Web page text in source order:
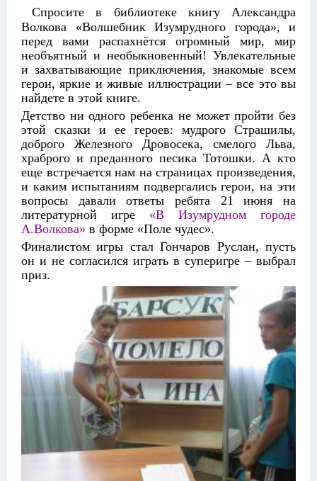
Спросите в библиотеке книгу Александра
Волкова «Волшебник Изумрудного города», и
перед вами распахнётся огромный мир, мир
необъятный и необыкновенный! Увлекательные
и захватывающие приключения, знакомые всем
герои, яркие и живые иллюстрации – все это вы
найдете в этой книге.
Детство ни одного ребенка не может пройти без
этой сказки и ее героев: мудрого Страшилы,
доброго Железного Дровосека, смелого Льва,
храброго и преданного песика Тотошки. А кто
еще встречается нам на страницах произведения,
и каким испытаниям подвергались герои, на эти
вопросы давали ответы ребята 21 июня на
литературной игре «В Изумрудном городе
А.Волкова» в форме «Поле чудес».
Финалистом игры стал Гончаров Руслан, пусть
он и не согласился играть в суперигре – выбрал
приз.